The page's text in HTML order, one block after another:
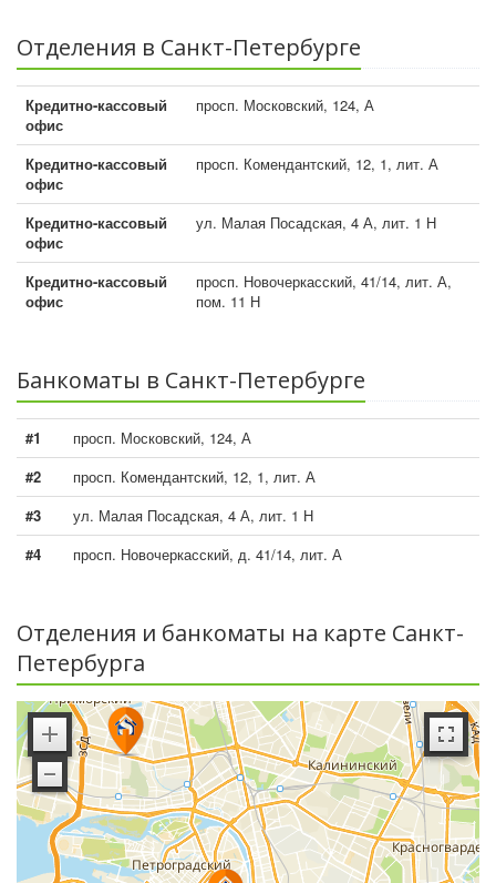
Отделения в Санкт-Петербурге
Кредитно-кассовый
офис
просп. Московский, 124, А
Кредитно-кассовый
офис
просп. Комендантский, 12, 1, лит. А
Кредитно-кассовый
офис
ул. Малая Посадская, 4 А, лит. 1 Н
Кредитно-кассовый
офис
просп. Новочеркасский, 41/14, лит. А,
пом. 11 Н
Банкоматы в Санкт-Петербурге
#1
просп. Московский, 124, А
#2
просп. Комендантский, 12, 1, лит. А
#3
ул. Малая Посадская, 4 А, лит. 1 Н
#4
просп. Новочеркасский, д. 41/14, лит. А
Отделения и банкоматы на карте Санкт-
Петербурга